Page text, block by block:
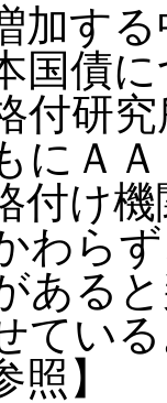
加す
国債
付研
にＡ
付け
わら
ある
てい
照】